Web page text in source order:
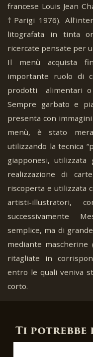
francese Louis Jean
†Parigi 1976).
litografata in tinta
ricercate pensate per
Il menù acquista
importante ruolo di
prodotti alimentari
Sempre garbato e
presenta con
menù, è stato
utilizzando la tecnica
giapponesi,
realizzazione di
riscoperta e utilizzata
artisti-illustratori,
successivamente
semplice, ma di
mediante
ritagliate in
entro le quali veniva
corto.
Ti potrebbe